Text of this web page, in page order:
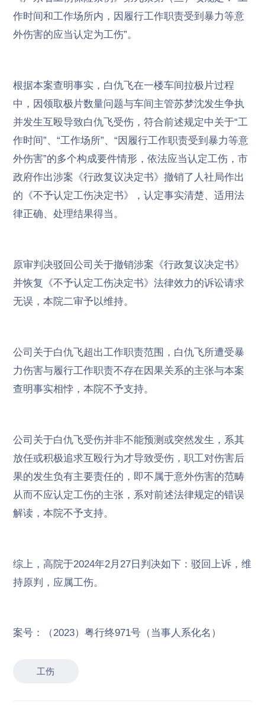
作时间和工作场所内，因履行工作职责受到暴力等意
外伤害的应当认定为工伤”。
根据本案查明事实，白仇飞在一楼车间拉极片过程
中，因领取极片数量问题与车间主管苏梦沈发生争执
并发生互殴导致白仇飞受伤，符合前述规定中关于“工
作时间”、“工作场所”、“因履行工作职责受到暴力等意
外伤害”的多个构成要件情形，依法应当认定工伤，市
政府作出涉案《行政复议决定书》撤销了人社局作出
的《不予认定工伤决定书》，认定事实清楚、适用法
律正确、处理结果得当。
原审判决驳回公司关于撤销涉案《行政复议决定书》
并恢复《不予认定工伤决定书》法律效力的诉讼请求
无误，本院二审予以维持。
公司关于白仇飞超出工作职责范围，白仇飞所遭受暴
力伤害与履行工作职责不存在因果关系的主张与本案
查明事实相悖，本院不予支持。
公司关于白仇飞受伤并非不能预测或突然发生，系其
放任或积极追求互殴行为才导致受伤，职工对伤害后
果的发生负有主要责任的，即不属于意外伤害的范畴
从而不应认定工伤的主张，系对前述法律规定的错误
解读，本院不予支持。
综上，高院于2024年2月27日判决如下： 驳回上诉，维
持原判，应属工伤。
案号：（2023）粤行终971号（当事人系化名）
工伤